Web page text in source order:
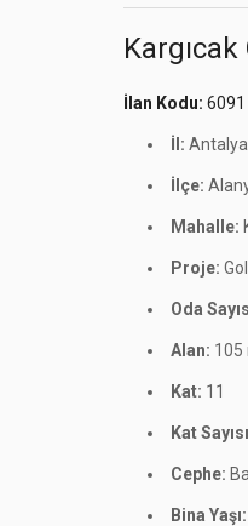
İlan Kodu: 6091
İl: Antalya
İlçe:
Mahalle:
Proje:
Oda
Alan: 105
Kat: 11
Kat
Cephe:
Bina Yaşı: